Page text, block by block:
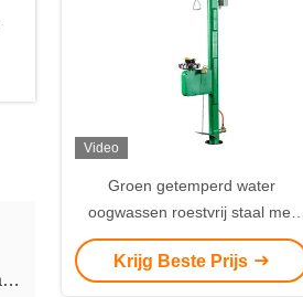
sales@shanghai-bohua.com
Video
Groen getemperd water
oogwassen roestvrij staal met
geluid en licht alarm
Krijg Beste Prijs